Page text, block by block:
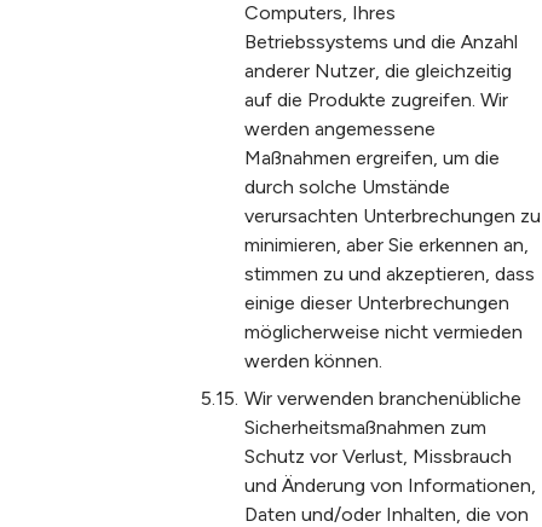
Computers, Ihres
Betriebssystems und die Anzahl
anderer Nutzer, die gleichzeitig
auf die Produkte zugreifen. Wir
werden angemessene
Maßnahmen ergreifen, um die
durch solche Umstände
verursachten Unterbrechungen zu
minimieren, aber Sie erkennen an,
stimmen zu und akzeptieren, dass
einige dieser Unterbrechungen
möglicherweise nicht vermieden
werden können.
Wir verwenden branchenübliche
Sicherheitsmaßnahmen zum
Schutz vor Verlust, Missbrauch
und Änderung von Informationen,
Daten und/oder Inhalten, die von